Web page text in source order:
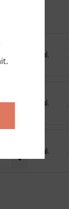
bal.
bal.
bal.